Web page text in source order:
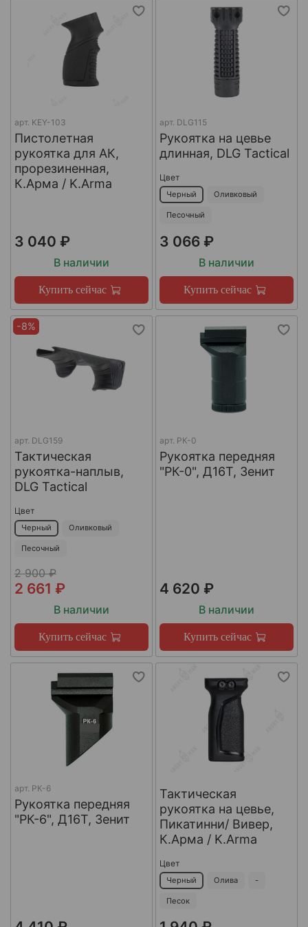
арт. KEY-103
Пистолетная
рукоятка для AК,
прорезиненная,
К.Арма / K.Arma
3 040 ₽
В наличии
Купить сейчас
арт. DLG115
Рукоятка на цевье
длинная, DLG Tactical
Цвет
Черный Оливковый
Песочный
3 066 ₽
В наличии
Купить сейчас
-8%
арт. DLG159
Тактическая
рукоятка-наплыв,
DLG Tactical
Цвет
Черный Оливковый
Песочный
2 900 ₽
2 661 ₽
В наличии
Купить сейчас
арт. РК-0
Рукоятка передняя
"РК-0", Д16Т, Зенит
4 620 ₽
В наличии
Купить сейчас
арт. РК-6
Рукоятка передняя
"РК-6", Д16Т, Зенит
Тактическая
рукоятка на цевье,
Пикатинни/ Вивер,
К.Арма / K.Arma
Цвет
Черный Олива -
Песок